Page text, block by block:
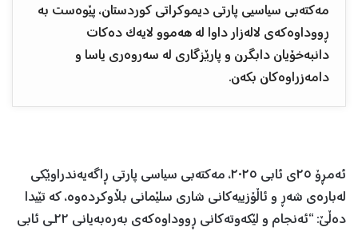
مەکتەبی سیاسیی پارتی دیموکراتی کوردستان، پێوەست بە
ڕووداوەکەی لالەزار داوا لە هەموو لایەک دەکات
دانبەخۆیان دابگرن و پارێزگاری لە سەروەری یاسا و
دامەزراوەکان بکەن.
ئەمڕۆ ٢٥ی ئابی ٢٠٢٥، مەکتەبی سیاسی پارتی ڕاگەیەندراوێکی
لەبارەی شەڕ و ئاڵۆزییەکانی شاری سلێمانی بڵاوکردەوە، کە تێیدا
دەڵێ: “ئەنجام و لێکەوتەکانی ڕووداوەکەی بەرەبەیانی ٢٢ـی ئابی